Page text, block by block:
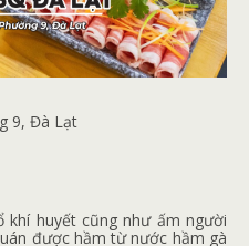
9, Đà Lạt
khí huyết cũng như ấm người
được hầm từ nước hầm gà